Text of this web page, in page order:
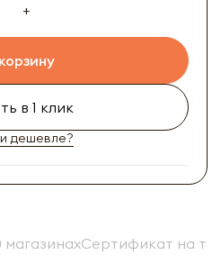
+
в 1 клик
дешевле?
магазинахСертификат на